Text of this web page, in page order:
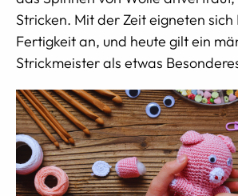
Stricken. Mit der Zeit eigneten sich
Fertigkeit an, und heute gilt ein
Strickmeister als etwas